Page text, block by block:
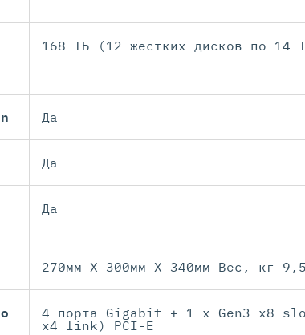
168 ТБ (12 жестких дисков по 14
Да
Да
Да
270мм X 300мм X 340мм Вес, кг 9,5
4 порта Gigabit + 1 x Gen3 x8
x4 link) PCI-E